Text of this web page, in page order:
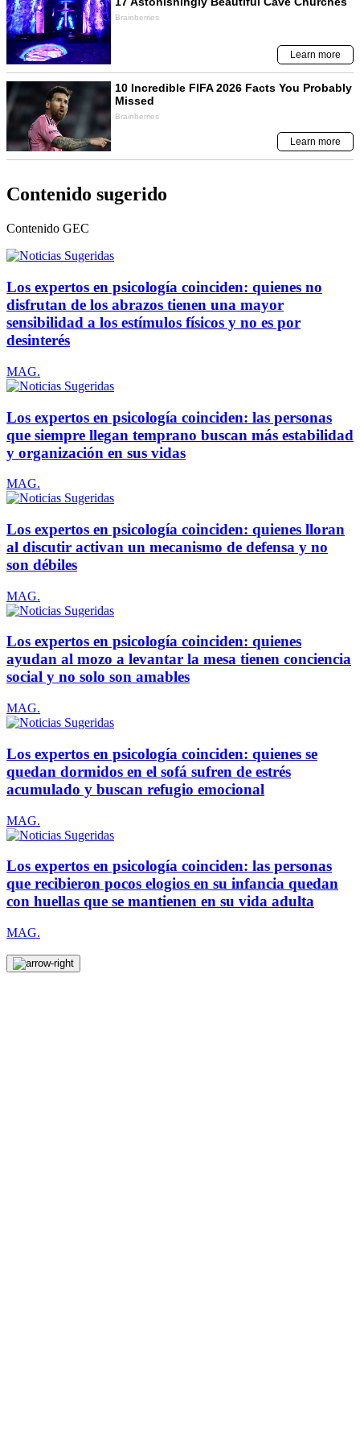
Contenido sugerido
Contenido GEC
Los expertos en psicología coinciden: quienes no
disfrutan de los abrazos tienen una mayor
sensibilidad a los estímulos físicos y no es por
desinterés
MAG.
Los expertos en psicología coinciden: las personas
que siempre llegan temprano buscan más estabilidad
y organización en sus vidas
MAG.
Los expertos en psicología coinciden: quienes lloran
al discutir activan un mecanismo de defensa y no
son débiles
MAG.
Los expertos en psicología coinciden: quienes
ayudan al mozo a levantar la mesa tienen conciencia
social y no solo son amables
MAG.
Los expertos en psicología coinciden: quienes se
quedan dormidos en el sofá sufren de estrés
acumulado y buscan refugio emocional
MAG.
Los expertos en psicología coinciden: las personas
que recibieron pocos elogios en su infancia quedan
con huellas que se mantienen en su vida adulta
MAG.